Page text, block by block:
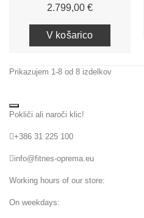
2.799,00 €Cena
V košarico
Prikazujem 1-8 od 8 izdelkov
Pokliči ali naroči klic!
+386 31 225 100
info@fitnes-oprema.eu
Working hours of our store:
On weekdays: